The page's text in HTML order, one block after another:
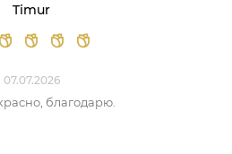
Timur
07.07.2026
благодарю.